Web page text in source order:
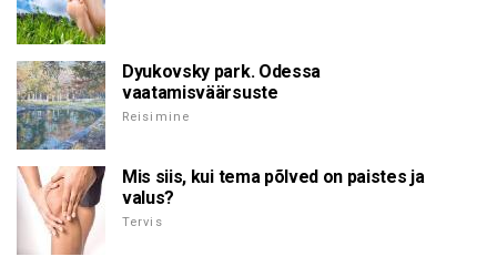
Dyukovsky park. Odessa
vaatamisväärsuste
Reisimine
Mis siis, kui tema põlved on paistes ja
valus?
Tervis